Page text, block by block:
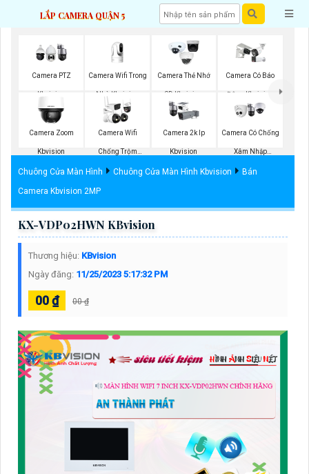
LẮP CAMERA QUẬN 5
Camera PTZ
Kbvision
Camera Wifi Trong
Nhà Kbvision
Camera Thẻ Nhớ
SD Kbvision
Camera Có Báo
Động Kbvision
Camera Zoom
Kbvision
Camera Wifi
Chống Trộm
Kbvision
Camera 2k Ip
Kbvision
Camera Có Chống
Xâm Nhập
Kbvision
Chuông Cửa Màn Hình Chuông Cửa Màn Hình Kbvision
Bán
Camera Kbvision 2MP
KX-VDP02HWN KBvision
Thương hiệu: KBvision
Ngày đăng: 11/25/2023 5:17:32 PM
00 ₫ 00 ₫